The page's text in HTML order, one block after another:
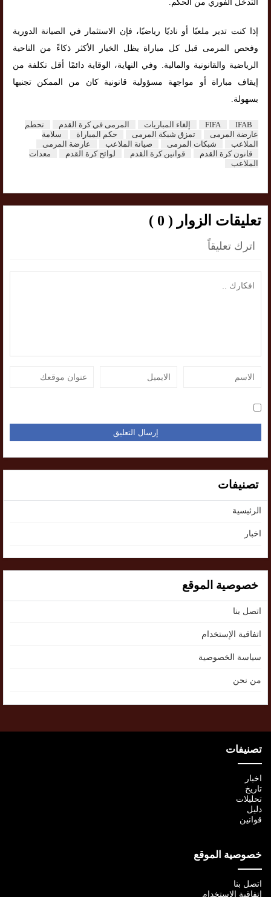
التدخل الفوري من الحكم.
إذا كنت تدير ملعبًا أو ناديًا رياضيًا، فإن الاستثمار في الصيانة الدورية
وفحص المرمى قبل كل مباراة يظل الخيار الأكثر ذكاءً من الناحية
الرياضية والقانونية والمالية. وفي النهاية، الوقاية دائمًا أقل تكلفة من
إيقاف مباراة أو مواجهة مسؤولية قانونية كان من الممكن تجنبها
بسهولة.
FIFA IFAB إلغاء المباريات المرمى في كرة القدم
تحطم
عارضة المرمى
تمزق شبكة المرمى حكم المباراة
سلامة
الملاعب
شبكات المرمى صيانة الملاعب
عارضة المرمى
قانون كرة القدم
قوانين كرة القدم لوائح كرة القدم
معدات
الملاعب
تعليقات الزوار ( 0 )
اترك تعليقاً
تصنيفات
الرئيسية
اخبار
خصوصية الموقع
اتصل بنا
اتفاقية الإستخدام
سياسة الخصوصية
من نحن
تصنيفات
اخبار
تاريخ
تحليلات
دليل
قوانين
خصوصية الموقع
اتصل بنا
اتفاقية الإستخدام